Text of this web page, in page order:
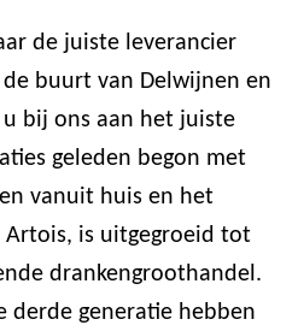
de juiste leverancier
buurt van Delwijnen en
bij ons aan het juiste
geleden begon met
vanuit huis en het
Artois, is uitgegroeid tot
drankengroothandel.
derde generatie hebben